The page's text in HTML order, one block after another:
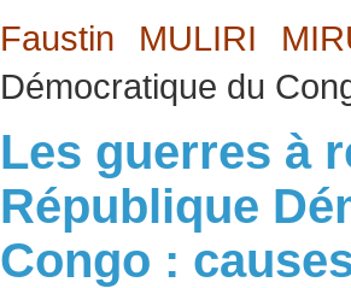
Faustin MULIRI
Démocratique du
Les guerres à
République
Congo :